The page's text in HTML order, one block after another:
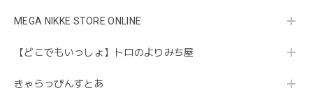
MEGA NIKKE STORE ONLINE
【どこでもいっしょ】トロのよりみち屋
きゃらっぴんすとあ